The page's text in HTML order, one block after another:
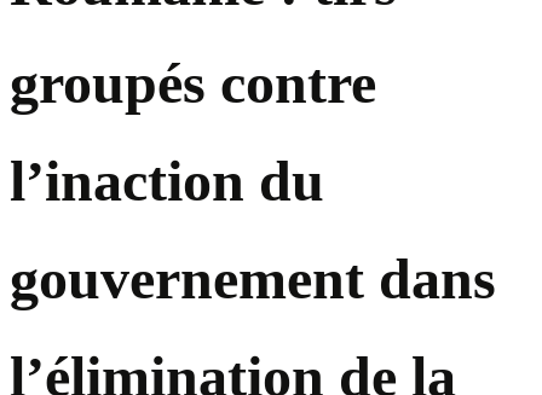
groupés contre
l’inaction du
gouvernement dans
l’élimination de la